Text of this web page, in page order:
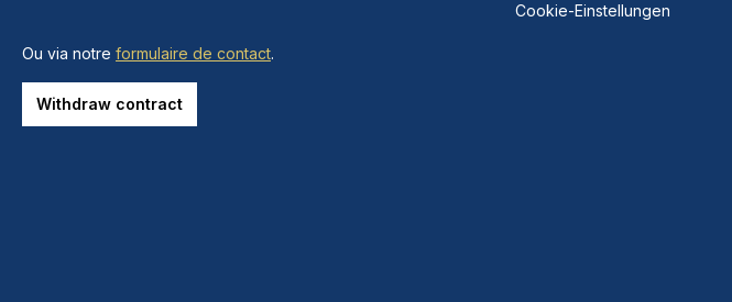
Ou via notre formulaire de contact.
Withdraw contract
Cookie-Einstellungen